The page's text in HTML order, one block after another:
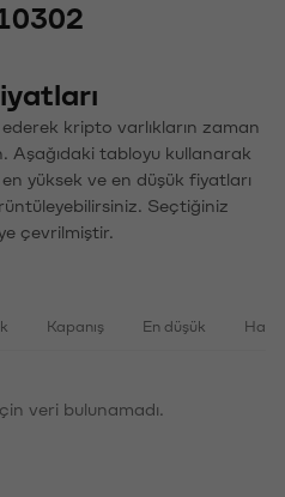
kripto varlıkların zaman
Aşağıdaki tabloyu kullanarak
yüksek ve en düşük fiyatları
Seçtiğiniz
çevrilmiştir.
Kapanış En düşük
veri bulunamadı.